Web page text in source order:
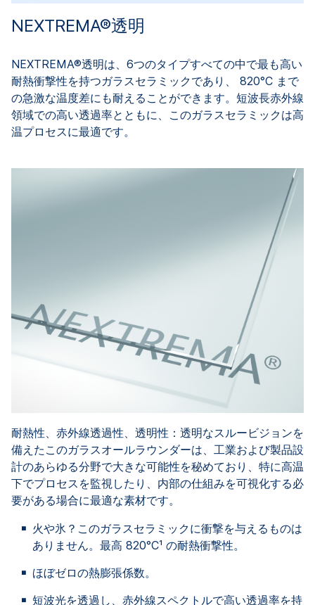
NEXTREMA®透明
NEXTREMA®透明は、6つのタイプすべての中で最も高い
耐熱衝撃性を持つガラスセラミックであり、 820°C まで
の急激な温度差にも耐えることができます。短波長赤外線
領域での高い透過率とともに、このガラスセラミックは高
温プロセスに最適です。
耐熱性、赤外線透過性、透明性：透明なスルービジョンを
備えたこのガラスオールラウンダーは、工業および製品設
計のあらゆる分野で大きな可能性を秘めており、特に高温
下でプロセスを監視したり、内部の仕組みを可視化する必
要がある場合に最適な素材です。
火や氷？ このガラスセラミックに衝撃を与えるものは
ありません。最高 820°C¹ の耐熱衝撃性。
ほぼゼロの熱膨張係数。
短波光を透過し、赤外線スペクトルで高い透過率を持